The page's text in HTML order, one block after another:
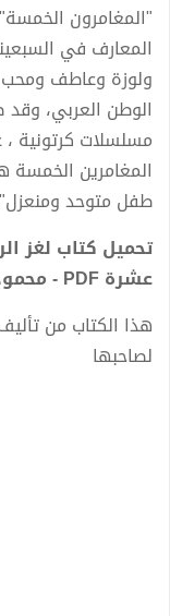
"المغامرون
المعارف في
ولوزة وعاطف ومحب
الوطن العربي،
مسلسلات كرتونية
المغامرين
طفل متوحد
تحميل كتاب لغز
عشرة PDF - محمود سالم
هذا الكتاب من
لصاحبها